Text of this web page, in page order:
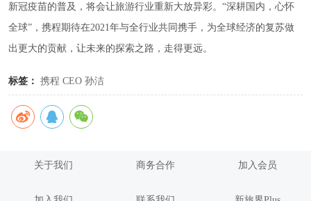
新冠疫苗的普及，将会让旅游行业重新大放异彩。“深耕国内，心怀
全球”，携程期待在2021年与全行业共同携手，为全球经济的复苏做
出更大的贡献，让未来的探索之路，走得更远。
标签： 携程 CEO 孙洁
关于我们 商务合作 加入会员